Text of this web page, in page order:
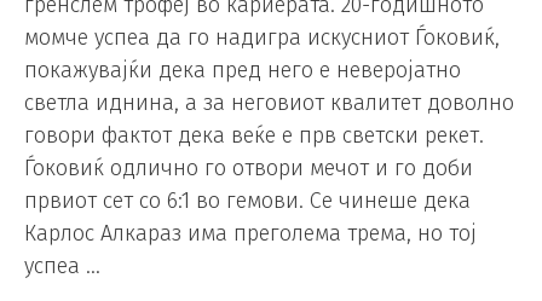
момче успеа да го надигра искусниот Ѓоковиќ,
покажувајќи дека пред него е неверојатно
светла иднина, а за неговиот квалитет доволно
говори фактот дека веќе е прв светски рекет.
Ѓоковиќ одлично го отвори мечот и го доби
првиот сет со 6:1 во гемови. Се чинеше дека
Карлос Алкараз има преголема трема, но тој
успеа …